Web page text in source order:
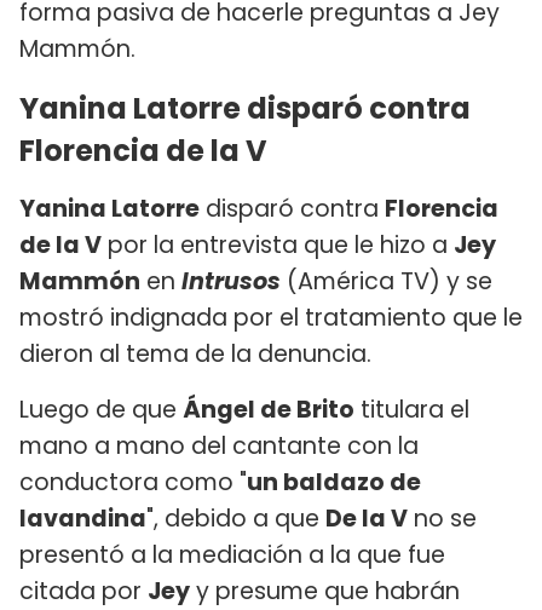
forma pasiva de hacerle preguntas a Jey
Mammón.
Yanina Latorre disparó contra
Florencia de la V
Yanina Latorre disparó contra Florencia
de la V por la entrevista que le hizo a Jey
Mammón en Intrusos (América TV) y se
mostró indignada por el tratamiento que le
dieron al tema de la denuncia.
Luego de que Ángel de Brito titulara el
mano a mano del cantante con la
conductora como "un baldazo de
lavandina", debido a que De la V no se
presentó a la mediación a la que fue
citada por Jeyy presume que habrán